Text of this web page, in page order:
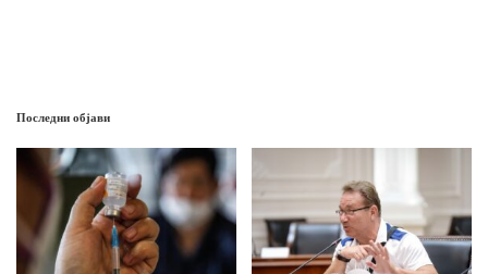
Последни објави